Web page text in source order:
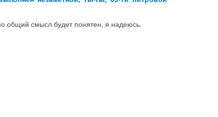
общий смысл будет понятен, я надеюсь.